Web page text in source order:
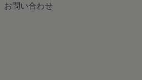
お問い合わせ